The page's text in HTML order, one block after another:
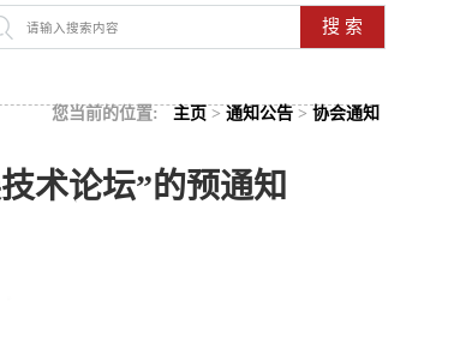
搜 索
您当前的位置: 主页 >通知公告 >协会通知
术论坛”的预通知